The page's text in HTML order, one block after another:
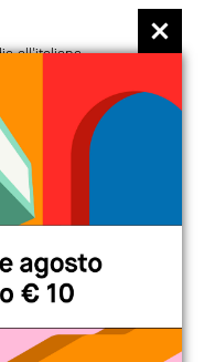
all'italiana
version
non perdere gli
MAXXI